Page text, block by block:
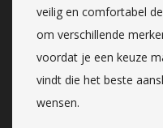
veilig en comfortabel
om verschillende
voordat je een keuze
vindt die het beste
wensen.